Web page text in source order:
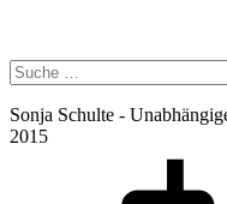
Sonja Schulte -
2015